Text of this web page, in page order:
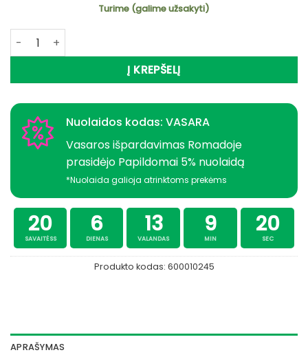
Turime (galime užsakyti)
produkto kiekis: -30% Super Kaina 39eur Botai Dry Eva
Į KREPŠELĮ
Nuolaidos kodas: VASARA
Vasaros išpardavimas Romadoje
prasidėjo Papildomai 5% nuolaidą
*Nuolaida galioja atrinktoms prekėms
20
SAVAITĖSS
6
DIENAS
13
VALANDAS
9
MIN
19
SEC
Produkto kodas: 600010245
APRAŠYMAS